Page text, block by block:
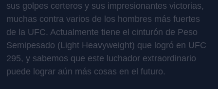
sus golpes certeros y sus impresionantes victorias,
muchas contra varios de los hombres más fuertes
de la UFC. Actualmente tiene el cinturón de Peso
Semipesado (Light Heavyweight) que logró en UFC
295, y sabemos que este luchador extraordinario
puede lograr aún más cosas en el futuro.